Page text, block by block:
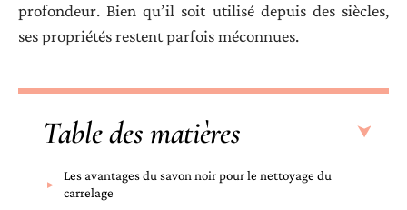
profondeur. Bien qu’il soit utilisé depuis des siècles,
ses propriétés restent parfois méconnues.
Table des matières
Les avantages du savon noir pour le nettoyage du
carrelage